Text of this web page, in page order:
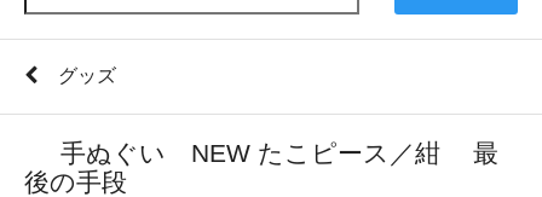
グッズ
手ぬぐい NEW たこピース／紺 最
後の手段